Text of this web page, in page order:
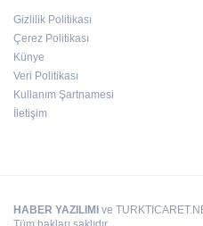
Gizlilik Politikası
Çerez Politikası
Künye
Veri Politikası
Kullanım Şartnamesi
İletişim
HABER YAZILIMI ve